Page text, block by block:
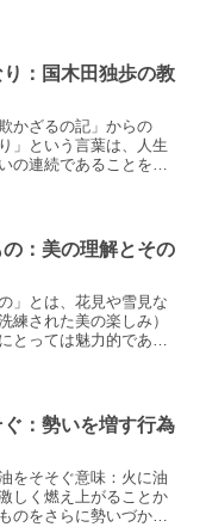
ことの大切...
り：国木田独歩の教
かざるの記」からの
」という言葉は、人生
の連続であることを示
では止むべか...
：美の理解とその
」とは、花見や雪見な
練された美の楽しみ）
とっては魅力的である
味と、美...
：勢いを増す行為
をそそぐ意味：火に油
しく燃え上がることか
のをさらに勢いづかせ